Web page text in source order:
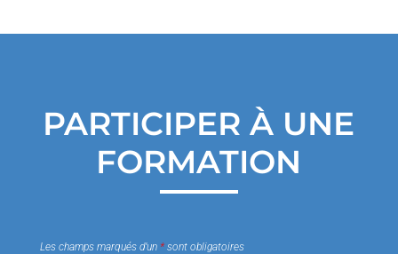
PARTICIPER À UNE
FORMATION
Les champs marqués d’un *sont obligatoires